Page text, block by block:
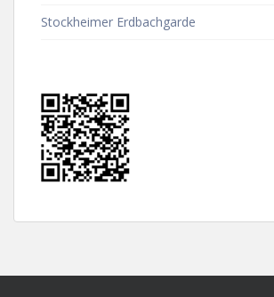
Stockheimer Erdbachgarde